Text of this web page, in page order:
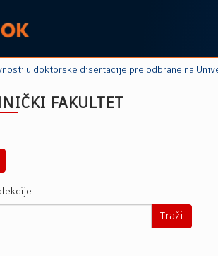
u doktorske disertacije pre odbrane na
FAKULTET
Traži